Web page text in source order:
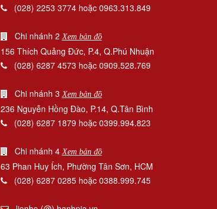
(028) 2253 3774 hoặc 0963.313.849
Chi nhánh 2 Xem bản đồ
156 Thích Quảng Đức, P.4, Q.Phú Nhuận
(028) 6287 4573 hoặc 0909.528.769
Chi nhánh 3 Xem bản đồ
236 Nguyễn Hồng Đào, P.14, Q.Tân Bình
(028) 6287 1879 hoặc 0399.994.823
Chi nhánh 4 Xem bản đồ
63 Phan Huy Ích, Phường Tân Sơn, HCM
(028) 6287 0285 hoặc 0388.999.745